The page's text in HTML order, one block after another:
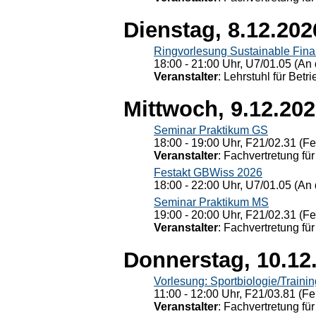
Dienstag,
Ringvorlesung Sustainable
18:00 - 21:00 Uhr, U7/01.05
Veranstalter: Lehrstuhl für
Mittwoch,
Seminar Praktikum GS
18:00 - 19:00 Uhr, F21/02.31
Veranstalter: Fachvertretung
Festakt GBWiss 2026
18:00 - 22:00 Uhr, U7/01.05
Seminar Praktikum MS
19:00 - 20:00 Uhr, F21/02.31
Veranstalter: Fachvertretung
Donnerstag,
Vorlesung: Sportbiologie/
11:00 - 12:00 Uhr, F21/03.81
Veranstalter: Fachvertretung